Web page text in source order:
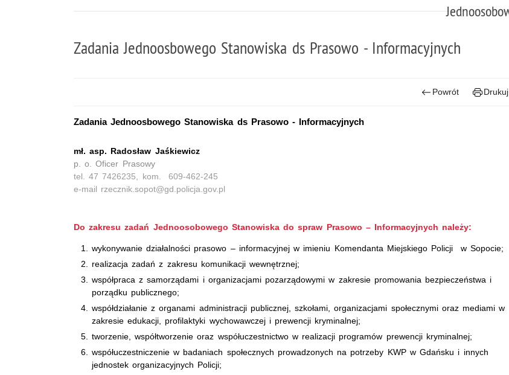
Zadania Jednoosbowego Stanowiska ds Prasowo - Informacyjnych
Powrót Drukuj
Zadania Jednoosbowego Stanowiska ds Prasowo - Informacyjnych
mł. asp. Radosław Jaśkiewicz
p. o. Oficer Prasowy
tel. 47 7426235, kom. 609-462-245
e-mail rzecznik.sopot@gd.policja.gov.pl
Do zakresu zadań Jednoosobowego Stanowiska do spraw Prasowo – Informacyjnych należy:
wykonywanie działalności prasowo – informacyjnej w imieniu Komendanta Miejskiego Policji w Sopocie;
realizacja zadań z zakresu komunikacji wewnętrznej;
współpraca z samorządami i organizacjami pozarządowymi w zakresie promowania bezpieczeństwa i
porządku publicznego;
współdziałanie z organami administracji publicznej, szkołami, organizacjami społecznymi oraz mediami w
zakresie edukacji, profilaktyki wychowawczej i prewencji kryminalnej;
tworzenie, współtworzenie oraz współuczestnictwo w realizacji programów prewencji kryminalnej;
współuczestniczenie w badaniach społecznych prowadzonych na potrzeby KWP w Gdańsku i innych
jednostek organizacyjnych Policji;